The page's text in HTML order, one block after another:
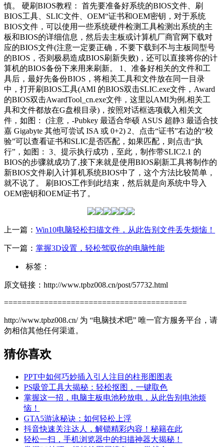
慎。 硬刷BIOS教程： 首先要准备好系统的BIOS文件、刷
BIOS工具、SLIC文件、OEM“证书和OEM密钥，对于系统
BIOS文件，可以使用一些系统硬件检测工具检测出系统的主
板和BIOS的详细信息，然后去主板或计算机厂商官网下载对
应的BIOS文件(注意一定要正确，不要下载到不与主板同型号
的BIOS，否则极易造成BIOS刷新失败)，还可以直接将你的计
算机的BIOS备份下来用来刷新。 1、准备好相关的文件和工
具后，最好先备份BIOS，将相关工具和文件放在同一目录
中，打开刷BIOS工具(AMI 的BIOS双击SLIC.exe文件，Award
的BIOS双击AwardTool_cn.exe文件，这里以AMI为例,相关工
具和文件都放在G盘根目录)，按照对话框选项载入相关文
件，如图： (注意，-Pubkey 最适合华硕 ASUS 超静3 最适合技
嘉 Gigabyte 其他可尝试 ISA 或 0+2) 2、点击“证书”右边的“校
验”可以查看证书和SLIC是否匹配，如果匹配，则点击“执
行”，如图： 3、提示执行成功，至此，制作带SLIC2.1 的
BIOS的步骤就成功了,接下来就是使用BIOS刷新工具将制作的
新BIOS文件刷入计算机系统BIOS中了，这个方法比较简单，
就不说了。 刷BIOS工作到此结束，然后就是向系统中导入
OEM密钥和OEM证书了。
上一篇： Win10电脑轻松扫描文件，从此告别文件丢失烦恼！
下一篇： 掌握3D设置，轻松驾驭你的电脑性能
标签：
原文链接：http://www.tpbz008.cn/post/57732.html
=========================================
http://www.tpbz008.cn/ 为 “电脑技术吧” 唯一官方服务平台，请
勿相信其他任何渠道。
猜你喜欢
PPT中如何巧妙插入引人注目的柱形图图表
PS吸管工具大揭秘：轻松抠图，一键取色
掌握这一招，电脑主板电池秒放电，从此告别电池烦
恼！
GTA5游泳秘诀：如何轻松上浮
抖音快速关注达人，解锁精彩内容！秘籍在此
轻松一扫，手机浏览器中的扫描神器大揭秘！